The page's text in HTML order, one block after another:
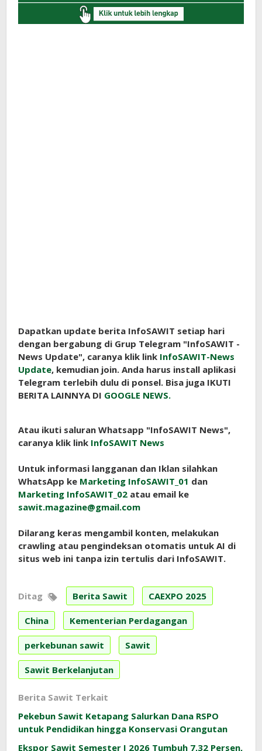
Dapatkan update berita InfoSAWIT setiap hari
dengan bergabung di Grup Telegram "InfoSAWIT -
News Update", caranya klik link InfoSAWIT-News
Update, kemudian join. Anda harus install aplikasi
Telegram terlebih dulu di ponsel. Bisa juga IKUTI
BERITA LAINNYA DI GOOGLE NEWS.
Atau ikuti saluran Whatsapp "InfoSAWIT News",
caranya klik link InfoSAWIT News
Untuk informasi langganan dan Iklan silahkan
WhatsApp ke Marketing InfoSAWIT_01 dan
Marketing InfoSAWIT_02 atau email ke
sawit.magazine@gmail.com
Dilarang keras mengambil konten, melakukan
crawling atau pengindeksan otomatis untuk AI di
situs web ini tanpa izin tertulis dari InfoSAWIT.
Ditag Berita Sawit CAEXPO 2025
China Kementerian Perdagangan
perkebunan sawit Sawit
Sawit Berkelanjutan
Berita Sawit Terkait
Pekebun Sawit Ketapang Salurkan Dana RSPO
untuk Pendidikan hingga Konservasi Orangutan
Ekspor Sawit Semester I 2026 Tumbuh 7,32 Persen,